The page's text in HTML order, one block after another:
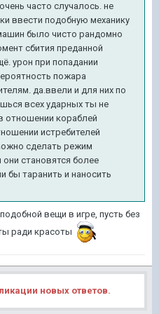
часто случалось. не
ввести подобную механику
было чисто рандомно
сбития преданной
урон при попадании
пожара
да.ввели и для них по
всех ударных ты не
отношении кораблей
истребителей
сделать режим
становятся более
бы таранить и наносить
вещи в игре, пусть без
ради красоты
новых ответов.